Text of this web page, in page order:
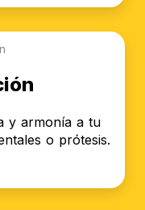
y armonía a tu
o prótesis.